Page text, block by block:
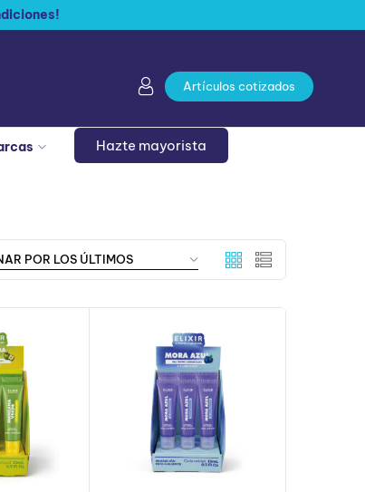
Artículos cotizados
Hazte mayorista